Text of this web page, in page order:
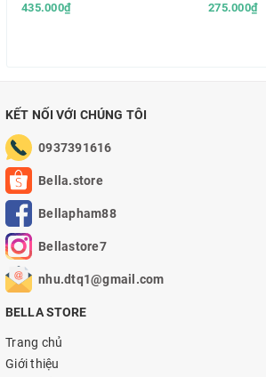
435.000₫ 275.000₫
KẾT NỐI VỚI CHÚNG TÔI
0937391616
Bella.store
Bellapham88
Bellastore7
nhu.dtq1@gmail.com
BELLA STORE
Trang chủ
Giới thiệu